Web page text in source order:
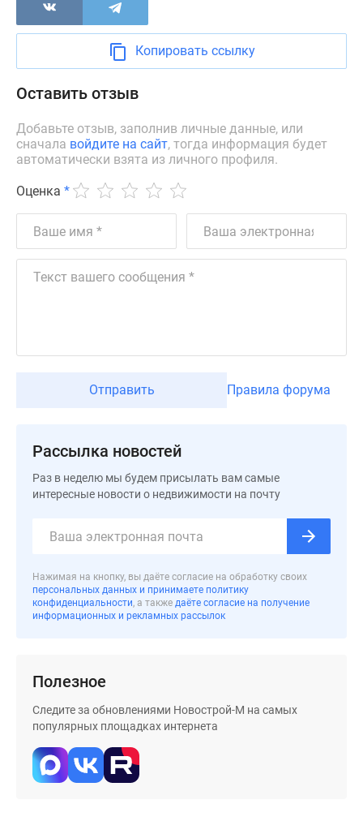
проекте
Контакты
сайте
Дзен
Машино-
места
Апартаменты
#траншевая
ипотека
ИТ-
ипотека
Субсидированная
застройщиком
Rutube
Москве
Программа
реновации
премиум-
класса
Новостройки
бизнес-
класса
Рассрочка
Копировать ссылку
Оставить отзыв
Добавьте отзыв, заполнив личные данные, или
сначала войдите на сайт, тогда информация будет
автоматически взята из личного профиля.
Оценка *
Отправить Правила форума
Рассылка новостей
Раз в неделю мы будем присылать вам самые
интересные новости о недвижимости на почту
Нажимая на кнопку, вы даёте согласие на обработку своих
персональных данных и принимаете политику
конфиденциальности, а также даёте согласие на получение
информационных и рекламных рассылок
Полезное
Следите за обновлениями Новострой-М на самых
популярных площадках интернета